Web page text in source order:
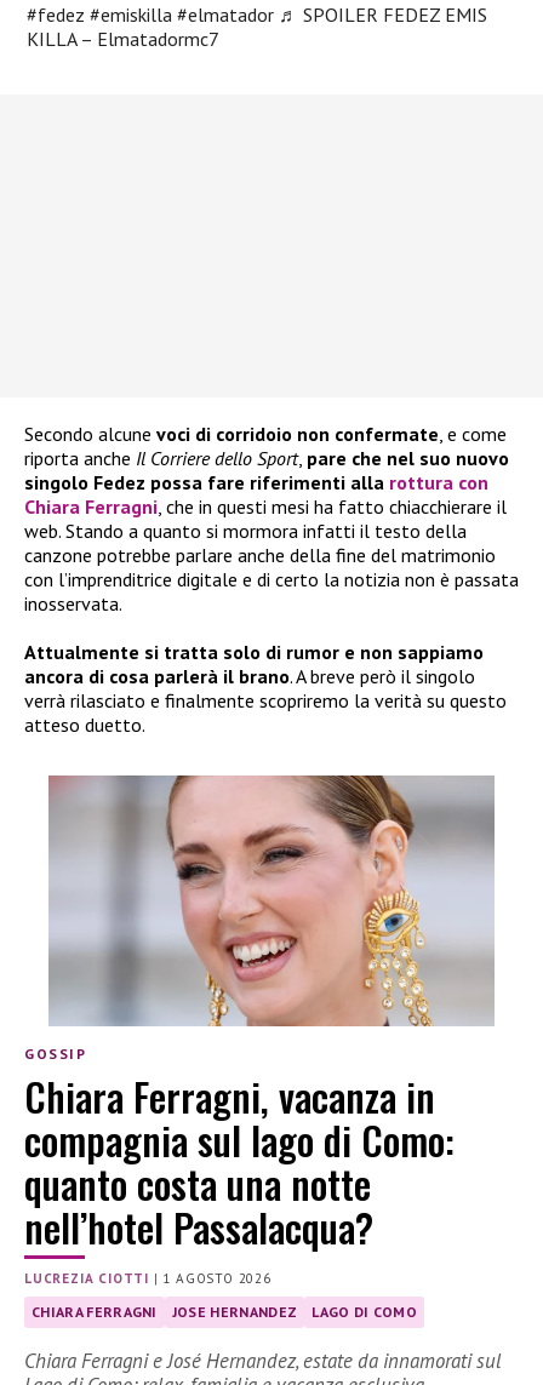
#fedez #emiskilla #elmatador ♬ SPOILER FEDEZ EMIS
KILLA – Elmatadormc7
Secondo alcune voci di corridoio non confermate , e come
riporta anche Il Corriere dello Sport, pare che nel suo nuovo
singolo Fedez possa fare riferimenti alla rottura con
Chiara Ferragni , che in questi mesi ha fatto chiacchierare il
web. Stando a quanto si mormora infatti il testo della
canzone potrebbe parlare anche della fine del matrimonio
con l’imprenditrice digitale e di certo la notizia non è passata
inosservata.
Attualmente si tratta solo di rumor e non sappiamo
ancora di cosa parlerà il brano. A breve però il singolo
verrà rilasciato e finalmente scopriremo la verità su questo
atteso duetto.
GOSSIP
Chiara Ferragni, vacanza in
compagnia sul lago di Como:
quanto costa una notte
nell’hotel Passalacqua?
LUCREZIA CIOTTI | 1 AGOSTO 2026
CHIARA FERRAGNI JOSE HERNANDEZ LAGO DI COMO
Chiara Ferragni e José Hernandez, estate da innamorati sul